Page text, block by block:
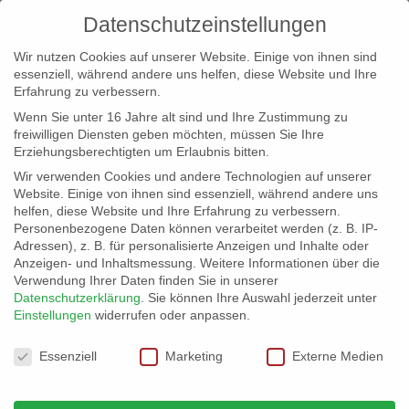
info@erfolgreich-events.de
+4940 46 777 230
Datenschutzeinstellungen
Wir nutzen Cookies auf unserer Website. Einige von ihnen sind
essenziell, während andere uns helfen, diese Website und Ihre
Erfahrung zu verbessern.
Wenn Sie unter 16 Jahre alt sind und Ihre Zustimmung zu
freiwilligen Diensten geben möchten, müssen Sie Ihre
Erziehungsberechtigten um Erlaubnis bitten.
Wir verwenden Cookies und andere Technologien auf unserer
Website. Einige von ihnen sind essenziell, während andere uns
helfen, diese Website und Ihre Erfahrung zu verbessern.
Personenbezogene Daten können verarbeitet werden (z. B. IP-
Adressen), z. B. für personalisierte Anzeigen und Inhalte oder
Anzeigen- und Inhaltsmessung. Weitere Informationen über die
Verwendung Ihrer Daten finden Sie in unserer
Datenschutzerklärung
Sie können Ihre Auswahl jederzeit unter
Einstellungen widerrufen oder anpassen.
Datenschutzeinstellungen
Essenziell Marketing Externe Medien